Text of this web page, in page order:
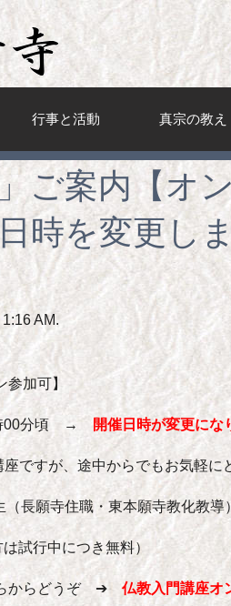
行事と活動 真宗の教え
ご案内【オ
時を変更し
AM.
参加可】
00分頃 → 開催日時が変更にな
すが、途中からでもお気軽に
長願寺住職・東本願寺教化教導
試行中につき無料）
らからどうぞ ➔仏教入門講座オ